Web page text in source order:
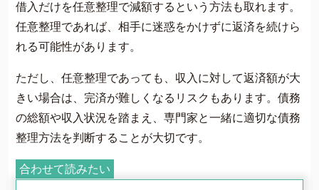
借入だけを任意整理で減額するという方法も取れます。
任意整理であれば、相手に迷惑をかけずに返済を続けら
れる可能性があります。
ただし、任意整理であっても、収入に対して返済額が大
きい場合は、完済が難しくなるリスクもあります。債務
の総額や収入状況を踏まえ、専門家と一緒に適切な債務
整理方法を判断することが大切です。
合わせて読みたい